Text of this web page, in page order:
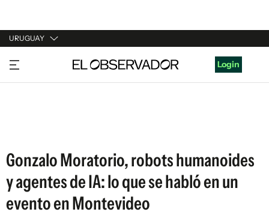
URUGUAY
URUGUAY
ARGENTINA
Login
Gonzalo Moratorio, robots humanoides
y agentes de IA: lo que se habló en un
evento en Montevideo